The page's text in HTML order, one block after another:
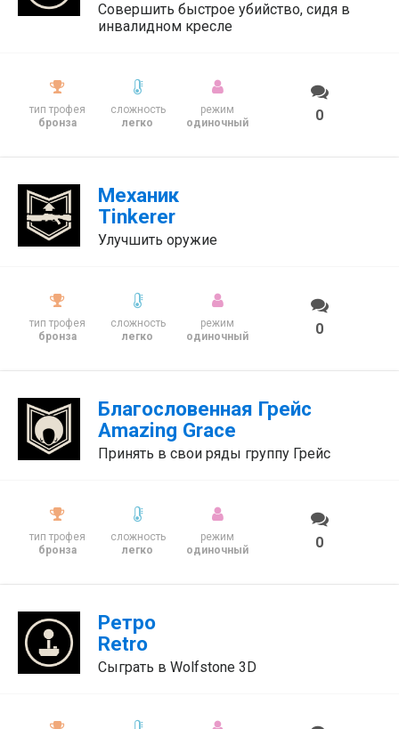
Совершить быстрое убийство, сидя в
инвалидном кресле
тип трофея
бронза
сложность
легко
режим
одиночный
0
Механик
Tinkerer
Улучшить оружие
тип трофея
бронза
сложность
легко
режим
одиночный
0
Благословенная Грейс
Amazing Grace
Принять в свои ряды группу Грейс
тип трофея
бронза
сложность
легко
режим
одиночный
0
Ретро
Retro
Сыграть в Wolfstone 3D